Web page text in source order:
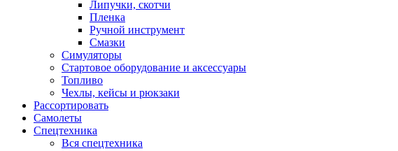
Липучки, скотчи
Пленка
Ручной инструмент
Смазки
Симуляторы
Стартовое оборудование и аксессуары
Топливо
Чехлы, кейсы и рюкзаки
Рассортировать
Самолеты
Спецтехника
Вся спецтехника